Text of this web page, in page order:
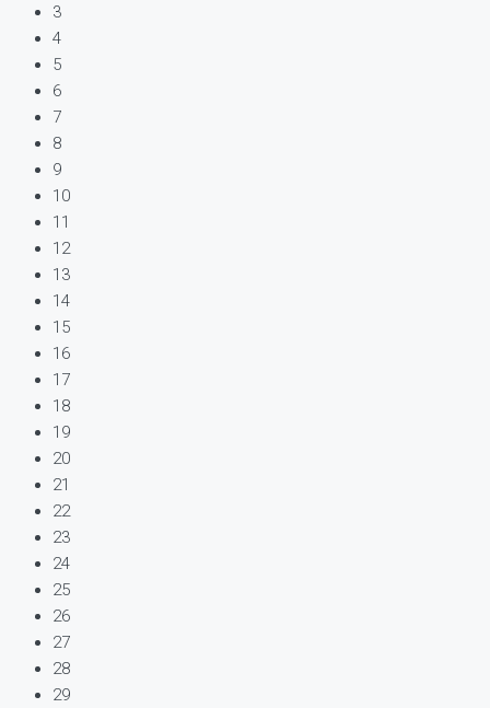
3
4
5
6
7
8
9
10
11
12
13
14
15
16
17
18
19
20
21
22
23
24
25
26
27
28
29